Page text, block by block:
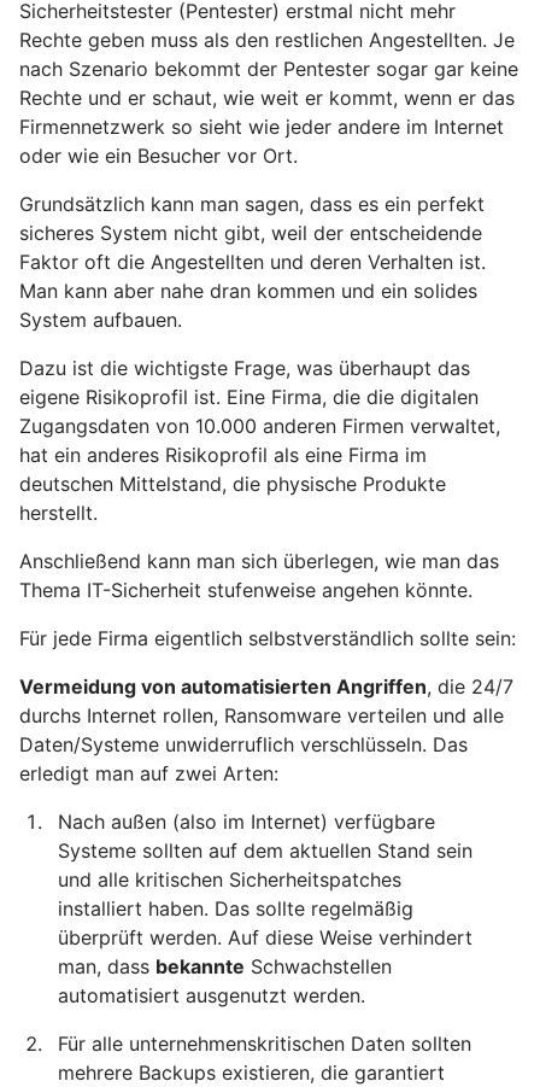
Sicherheitstester (Pentester) erstmal nicht mehr
Rechte geben muss als den restlichen Angestellten. Je
nach Szenario bekommt der Pentester sogar gar keine
Rechte und er schaut, wie weit er kommt, wenn er das
Firmennetzwerk so sieht wie jeder andere im Internet
oder wie ein Besucher vor Ort.
Grundsätzlich kann man sagen, dass es ein perfekt
sicheres System nicht gibt, weil der entscheidende
Faktor oft die Angestellten und deren Verhalten ist.
Man kann aber nahe dran kommen und ein solides
System aufbauen.
Dazu ist die wichtigste Frage, was überhaupt das
eigene Risikoprofil ist. Eine Firma, die die digitalen
Zugangsdaten von 10.000 anderen Firmen verwaltet,
hat ein anderes Risikoprofil als eine Firma im
deutschen Mittelstand, die physische Produkte
herstellt.
Anschließend kann man sich überlegen, wie man das
Thema IT-Sicherheit stufenweise angehen könnte.
Für jede Firma eigentlich selbstverständlich sollte sein:
Vermeidung von automatisierten Angriffen, die 24/7
durchs Internet rollen, Ransomware verteilen und alle
Daten/Systeme unwiderruflich verschlüsseln. Das
erledigt man auf zwei Arten:
Nach außen (also im Internet) verfügbare
Systeme sollten auf dem aktuellen Stand sein
und alle kritischen Sicherheitspatches
installiert haben. Das sollte regelmäßig
überprüft werden. Auf diese Weise verhindert
man, dass bekannte Schwachstellen
automatisiert ausgenutzt werden.
Für alle unternehmenskritischen Daten sollten
mehrere Backups existieren, die garantiert